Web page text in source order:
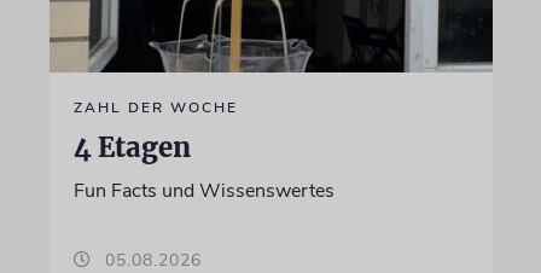
ZAHL DER WOCHE
4 Etagen
Fun Facts und Wissenswertes
05.08.2026